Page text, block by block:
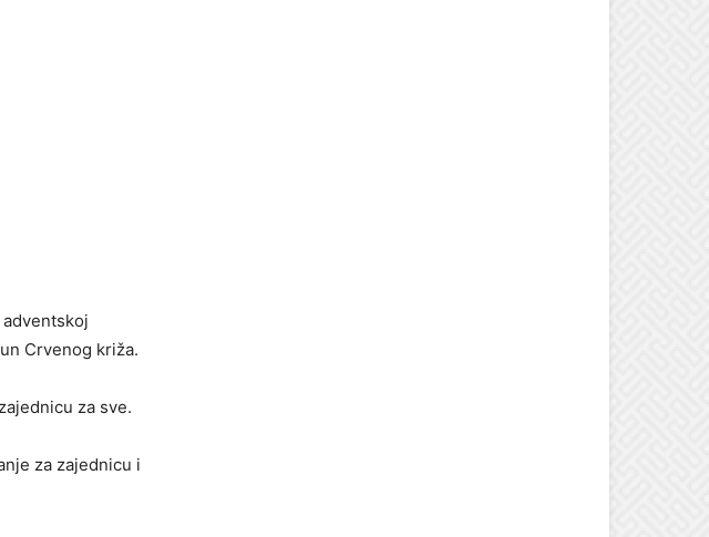
Crvenog križa.
za sve.
za zajednicu i